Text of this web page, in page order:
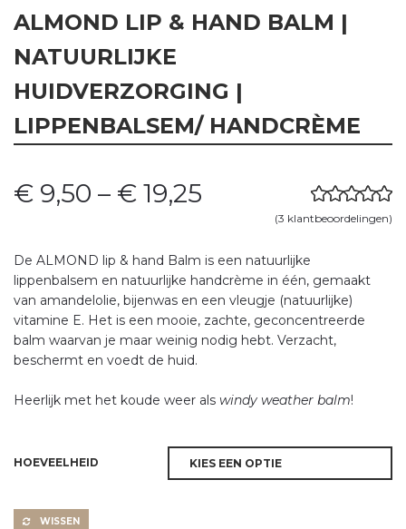
ALMOND LIP & HAND BALM |
NATUURLIJKE
HUIDVERZORGING |
LIPPENBALSEM/ HANDCRÈME
Waardering
3
klantbeoord
elingen
(3 klantbeoordelingen)
€ 9,50 – € 19,25
De ALMOND lip & hand Balm is een natuurlijke
lippenbalsem en natuurlijke handcrème in één, gemaakt
van amandelolie, bijenwas en een vleugje (natuurlijke)
vitamine E. Het is een mooie, zachte, geconcentreerde
balm waarvan je maar weinig nodig hebt. Verzacht,
beschermt en voedt de huid.
Heerlijk met het koude weer als windy weather balm!
HOEVEELHEID
WISSEN